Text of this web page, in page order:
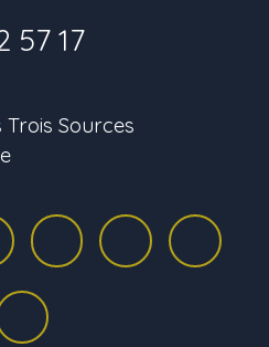
57 17
Sources